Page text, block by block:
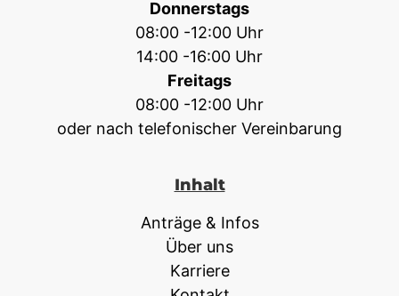
Donnerstags
08:00 -12:00 Uhr
14:00 -16:00 Uhr
Freitags
08:00 -12:00 Uhr
oder nach telefonischer Vereinbarung
Inhalt
Anträge & Infos
Über uns
Karriere